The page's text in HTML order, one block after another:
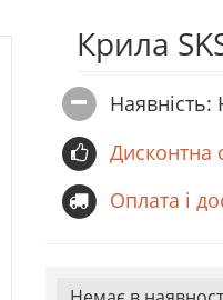
Крила
Дисконтна
Оплата і